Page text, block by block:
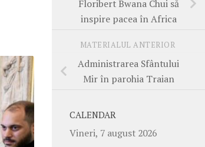
Floribert Bwana Chui să
inspire pacea în Africa
MATERIALUL ANTERIOR
Administrarea Sfântului
Mir în parohia Traian
CALENDAR
Vineri, 7 august 2026